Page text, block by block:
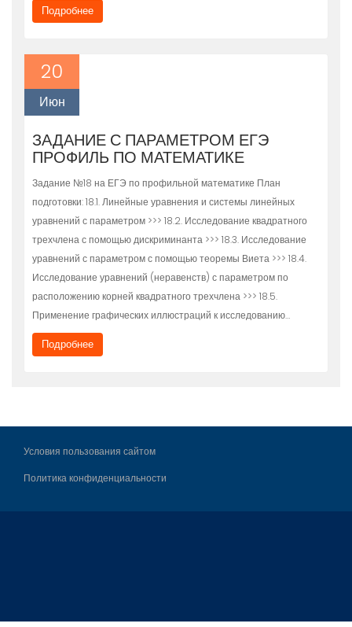
Подробнее
20
Июн
ЗАДАНИЕ С ПАРАМЕТРОМ ЕГЭ
ПРОФИЛЬ ПО МАТЕМАТИКЕ
Задание №18 на ЕГЭ по профильной математике План
подготовки: 18.1. Линейные уравнения и системы линейных
уравнений с параметром >>> 18.2. Исследование квадратного
трехчлена с помощью дискриминанта >>> 18.3. Исследование
уравнений с параметром с помощью теоремы Виета >>> 18.4.
Исследование уравнений (неравенств) с параметром по
расположению корней квадратного трехчлена >>> 18.5.
Применение графических иллюстраций к исследованию…
Подробнее
Условия пользования сайтом
Политика конфиденциальности